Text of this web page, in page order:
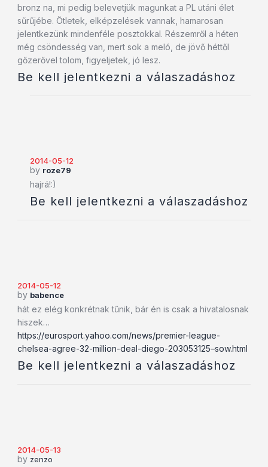
bronz na, mi pedig belevetjük magunkat a PL utáni élet
sűrűjébe. Ötletek, elképzelések vannak, hamarosan
jelentkezünk mindenféle posztokkal. Részemről a héten
még csöndesség van, mert sok a meló, de jövő héttől
gőzerővel tolom, figyeljetek, jó lesz.
Be kell jelentkezni a válaszadáshoz
2014-05-12
by roze79
hajrá!:)
Be kell jelentkezni a válaszadáshoz
2014-05-12
by babence
hát ez elég konkrétnak tűnik, bár én is csak a hivatalosnak
hiszek…
https://eurosport.yahoo.com/news/premier-league-
chelsea-agree-32-million-deal-diego-203053125–sow.html
Be kell jelentkezni a válaszadáshoz
2014-05-13
by zenzo